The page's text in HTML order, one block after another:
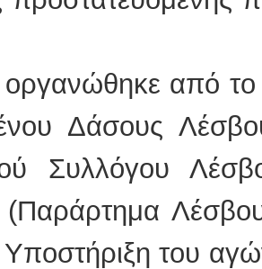
από το
Δάσους
Συλλόγου
του